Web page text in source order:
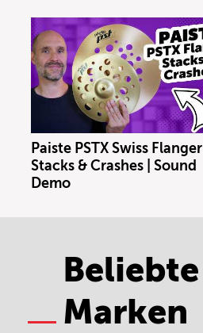
Paiste PSTX Swiss Flanger
Stacks & Crashes | Sound
Demo
Beliebte
Marken